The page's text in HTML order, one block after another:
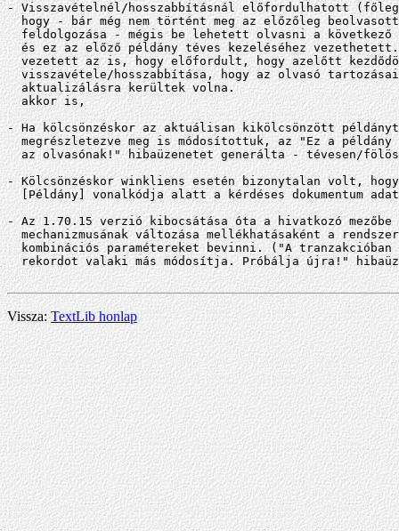
- Visszavételnél/hosszabbításnál előfordulhatott
hogy - bár még nem történt meg az előzőleg
feldolgozása - mégis be lehetett olvasni a következő
és ez az előző példány téves kezeléséhez
vezetett az is, hogy előfordult, hogy azelőtt
visszavétele/hosszabbítása, hogy az olvasó
  aktualizálásra kerültek volna.
  akkor is,
- Ha kölcsönzéskor az aktuálisan kikölcsönzött példányt
megrészletezve meg is módosítottuk, az "Ez a példány
az olvasónak!" hibaüzenetet generálta - tévesen/
- Kölcsönzéskor winkliens esetén bizonytalan volt, hogy
[Példány] vonalkódja alatt a kérdéses dokumentum
- Az 1.70.15 verzió kibocsátása óta a hivatkozó mezőbe
mechanizmusának változása mellékhatásaként a
kombinációs paramétereket bevinni. ("A tranzakcióban
rekordot valaki más módosítja. Próbálja újra!"
Vissza:TextLib honlap